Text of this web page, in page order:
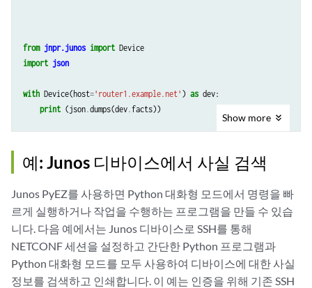
from jnpr.junos import Device
import json
with Device(host='router1.example.net' ) as dev:
print (json.dumps(dev.facts))
Show more
예: Junos 디바이스에서 사실 검색
Junos PyEZ를 사용하면 Python 대화형 모드에서 명령을 빠
르게 실행하거나 작업을 수행하는 프로그램을 만들 수 있습
니다. 다음 예에서는 Junos 디바이스로 SSH를 통해
NETCONF 세션을 설정하고 간단한 Python 프로그램과
Python 대화형 모드를 모두 사용하여 디바이스에 대한 사실
정보를 검색하고 인쇄합니다. 이 예는 인증을 위해 기존 SSH